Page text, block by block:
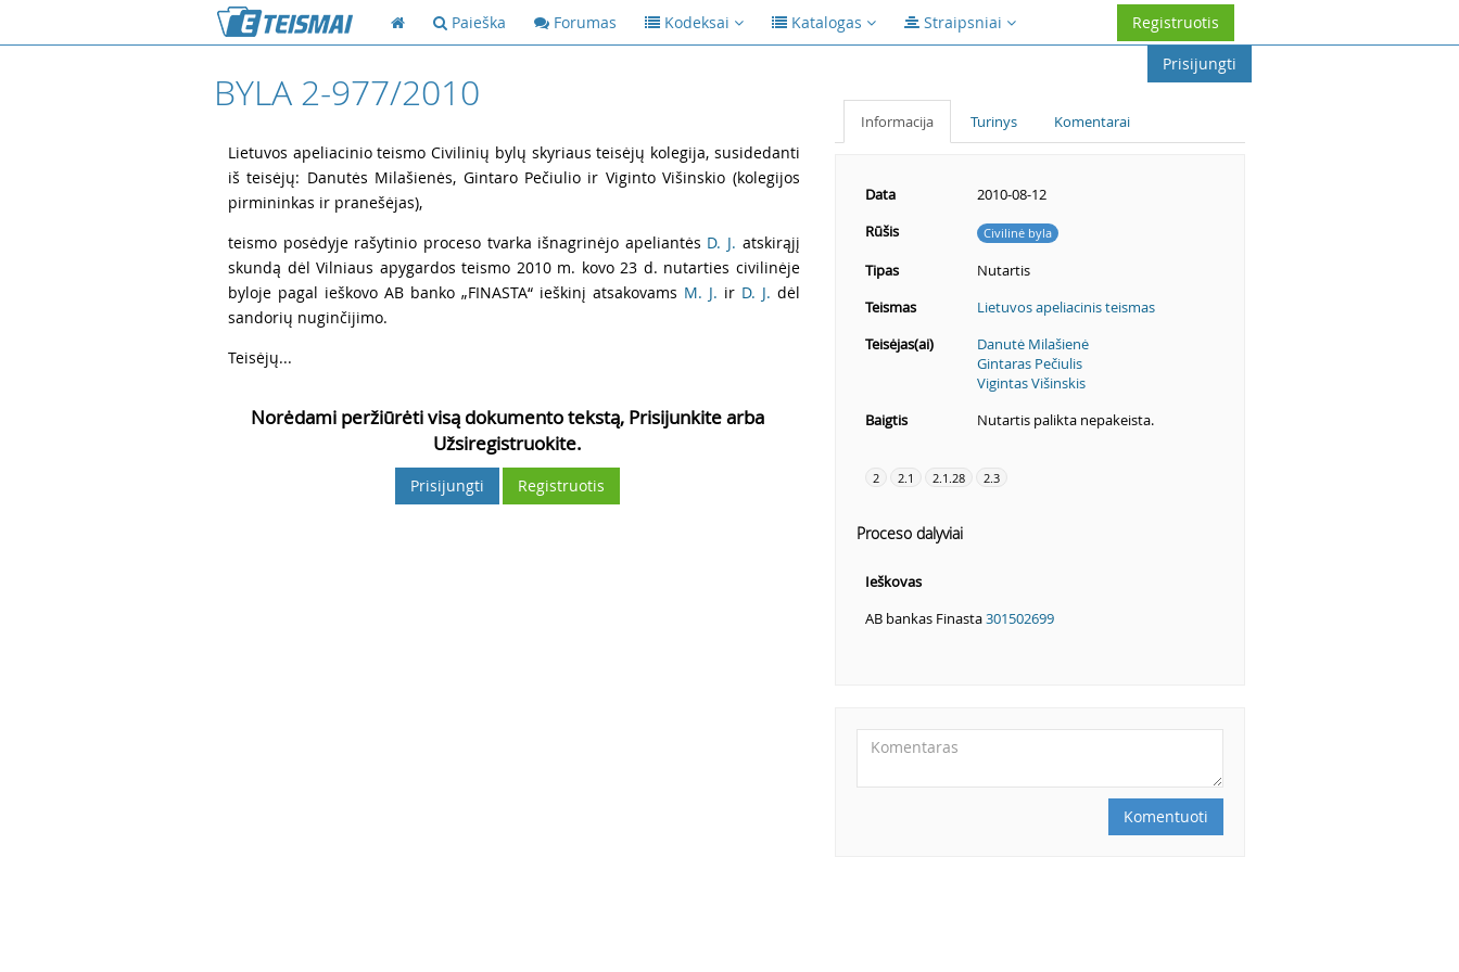
Paieška Forumas Kodeksai Katalogas Straipsniai
Registruotis
Prisijungti
BYLA 2-977/2010
Lietuvos apeliacinio teismo Civilinių bylų skyriaus teisėjų kolegija, susidedanti
iš teisėjų: Danutės Milašienės, Gintaro Pečiulio ir Viginto Višinskio (kolegijos
pirmininkas ir pranešėjas),
teismo posėdyje rašytinio proceso tvarka išnagrinėjo apeliantės D. J. atskirąjį
skundą dėl Vilniaus apygardos teismo 2010 m. kovo 23 d. nutarties civilinėje
byloje pagal ieškovo AB banko „FINASTA“ ieškinį atsakovams M. J. ir D. J. dėl
sandorių nuginčijimo.
Teisėjų...
Norėdami peržiūrėti visą dokumento tekstą, Prisijunkite arba
Užsiregistruokite.
Prisijungti Registruotis
Informacija Turinys Komentarai
Data
2010-08-12
Rūšis
Civilinė byla
Tipas
Nutartis
Teismas
Lietuvos apeliacinis teismas
Teisėjas(ai)
Danutė Milašienė
Gintaras Pečiulis
Vigintas Višinskis
Baigtis
Nutartis palikta nepakeista.
2 2.1 2.1.28 2.3
Proceso dalyviai
Ieškovas
AB bankas Finasta301502699
Komentuoti